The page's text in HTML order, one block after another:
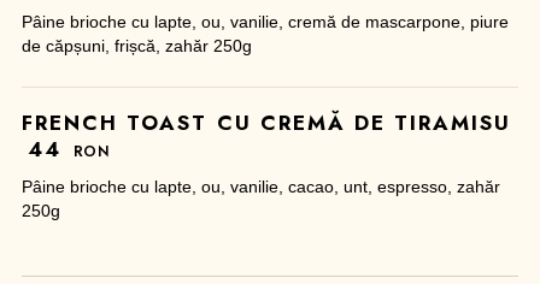
Pâine brioche cu lapte, ou, vanilie, cremă de mascarpone, piure
de căpșuni, frișcă, zahăr 250g
FRENCH TOAST CU CREMĂ DE TIRAMISU
44
RON
Pâine brioche cu lapte, ou, vanilie, cacao, unt, espresso, zahăr
250g